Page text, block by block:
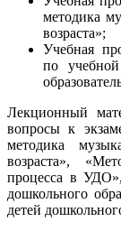
методика
возраста»;
Учебная
по
Лекционный
вопросы к
методика
возраста»,
процесса в УДО»,
дошкольного
детей